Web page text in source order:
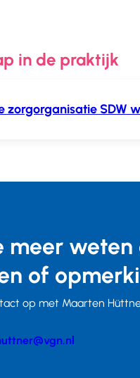
in de praktijk
zorgorganisatie SDW
meer weten
of
op met Maarten